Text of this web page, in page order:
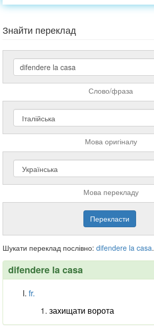
Знайти переклад
Слово/фраза
Мова оригіналу
Мова перекладу
Шукати переклад послівно: difendere la casa.
difendere la casa
fr.
захищати ворота